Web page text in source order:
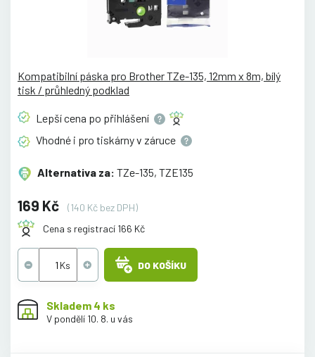
Kompatibilní páska pro Brother TZe-135, 12mm x 8m, bílý
tisk / průhledný podklad
Lepší cena po přihlášení
Vhodné i pro tiskárny v záruce
Alternativa za: TZe-135, TZE135
169 Kč
(140 Kč bez DPH)
Cena s registrací 166 Kč
DO KOŠÍKU
Skladem 4 ks
V pondělí 10. 8. u vás